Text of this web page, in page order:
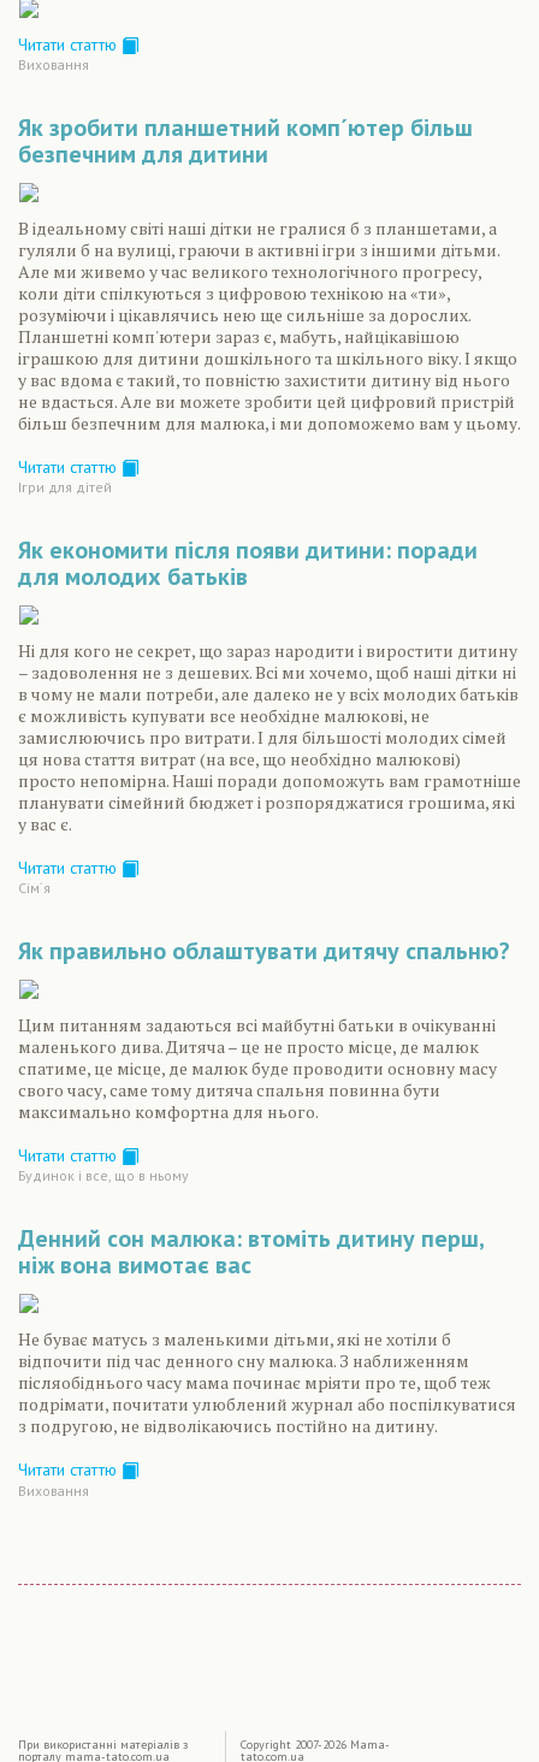
Читати статтю
Виховання
Як зробити планшетний комп´ютер більш
безпечним для дитини
В ідеальному світі наші дітки не гралися б з планшетами, а
гуляли б на вулиці, граючи в активні ігри з іншими дітьми.
Але ми живемо у час великого технологічного прогресу,
коли діти спілкуються з цифровою технікою на «ти»,
розуміючи і цікавлячись нею ще сильніше за дорослих.
Планшетні комп'ютери зараз є, мабуть, найцікавішою
іграшкою для дитини дошкільного та шкільного віку. І якщо
у вас вдома є такий, то повністю захистити дитину від нього
не вдасться. Але ви можете зробити цей цифровий пристрій
більш безпечним для малюка, і ми допоможемо вам у цьому.
Читати статтю
Ігри для дітей
Як економити після появи дитини: поради
для молодих батьків
Ні для кого не секрет, що зараз народити і виростити дитину
– задоволення не з дешевих. Всі ми хочемо, щоб наші дітки ні
в чому не мали потреби, але далеко не у всіх молодих батьків
є можливість купувати все необхідне малюкові, не
замислюючись про витрати. І для більшості молодих сімей
ця нова стаття витрат (на все, що необхідно малюкові)
просто непомірна. Наші поради допоможуть вам грамотніше
планувати сімейний бюджет і розпоряджатися грошима, які
у вас є.
Читати статтю
Сiм´я
Як правильно облаштувати дитячу спальню?
Цим питанням задаються всі майбутні батьки в очікуванні
маленького дива. Дитяча – це не просто місце, де малюк
спатиме, це місце, де малюк буде проводити основну масу
свого часу, саме тому дитяча спальня повинна бути
максимально комфортна для нього.
Читати статтю
Будинок і все, що в ньому
Денний сон малюка: втоміть дитину перш,
ніж вона вимотає вас
Не буває матусь з маленькими дітьми, які не хотіли б
відпочити під час денного сну малюка. З наближенням
післяобіднього часу мама починає мріяти про те, щоб теж
подрімати, почитати улюблений журнал або поспілкуватися
з подругою, не відволікаючись постійно на дитину.
Читати статтю
Виховання
При використаннi матерiалiв з
порталу mama-tato.com.ua
Copyright 2007-2026 Mama-
tato.com.ua